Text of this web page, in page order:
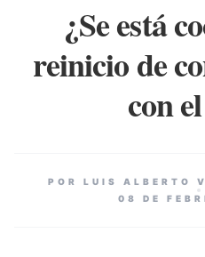
¿Se está
reinicio de
con
POR LUIS ALBERTO
08 DE